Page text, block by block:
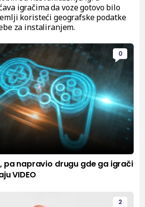
igračima da voze gotovo bilo
koristeći geografske podatke
za instaliranjem.
0
pa napravio drugu gde ga igrači
VIDEO
2